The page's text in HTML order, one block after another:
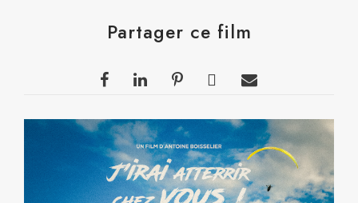
Partager ce film